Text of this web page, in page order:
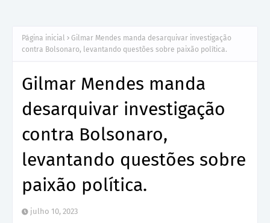
Página inicial
Gilmar Mendes manda desarquivar investigação
contra Bolsonaro, levantando questões sobre paixão política.
Gilmar Mendes manda
desarquivar investigação
contra Bolsonaro,
levantando questões sobre
paixão política.
julho 10, 2023